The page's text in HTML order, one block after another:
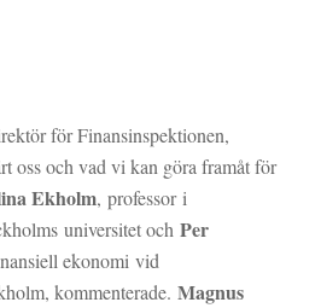
för Finansinspektionen,
oss och vad vi kan göra framåt för
Ekholm, professor i
universitet ochPer
ekonomi vid
kommenterade.Magnus